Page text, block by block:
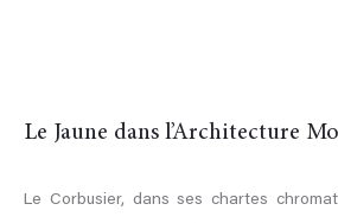
Le Jaune dans l’Architecture
Le Corbusier, dans ses chartes